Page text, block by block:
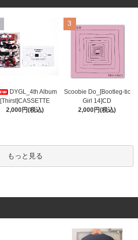
DYGL_4th Album
[Thirst]CASSETTE
2,000円(税込)
3
Scoobie Do_[Bootleg-tic
Girl 14]CD
2,000円(税込)
もっと見る